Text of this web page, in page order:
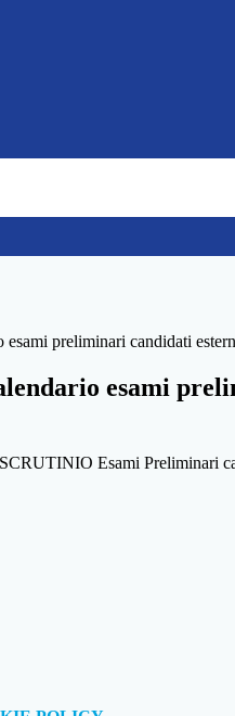
preliminari candidati
esami
Esami Preliminari